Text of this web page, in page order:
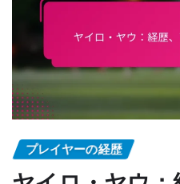
プレイヤーの経歴